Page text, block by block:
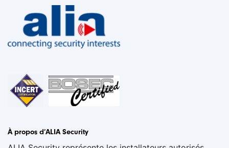
À propos d’ALIA Security